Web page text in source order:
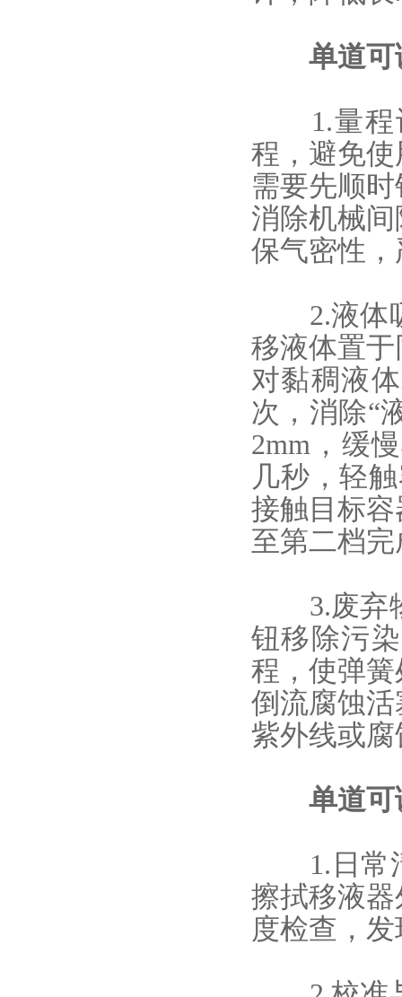
单道
1.量程
程，避免
需要先顺
消除机械
保气密性
2.液体
移液体置
对黏稠液
次，消除“
2mm，缓
几秒，轻
接触目标
至第二档
3.废弃物
钮移除污
程，使弹
倒流腐蚀
紫外线或
单道
1.日常
擦拭移液
度检查，